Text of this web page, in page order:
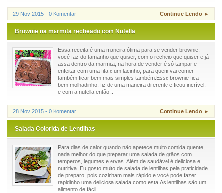
29 Nov 2015 - 0 Komentar Continue Lendo ►
Brownie na marmita recheado com Nutella
Essa receita é uma maneira ótima para se vender brownie,
você faz do tamanho que quiser, com o recheio que quiser e já
assa dentro da marmita, na hora de vender é só tampar e
enfeitar com uma fita e um lacinho, para quem vai comer
também ficar bem mais simples também.Esse brownie fica
bem molhadinho, fiz de uma maneira diferente e ficou incrível,
e com a nutella então...
28 Nov 2015 - 0 Komentar Continue Lendo ►
Salada Colorida de Lentilhas
Para dias de calor quando não apetece muito comida quente,
nada melhor do que preparar uma salada de grãos com
temperos, legumes e ervas. Além de saudável é deliciosa e
nutritiva. Eu gosto muito de salada de lentilhas pela praticidade
de preparo, pois cozinham mais rápido e você pode fazer
rapidinho uma deliciosa salada como esta.As lentilhas são um
alimento de fácil ...